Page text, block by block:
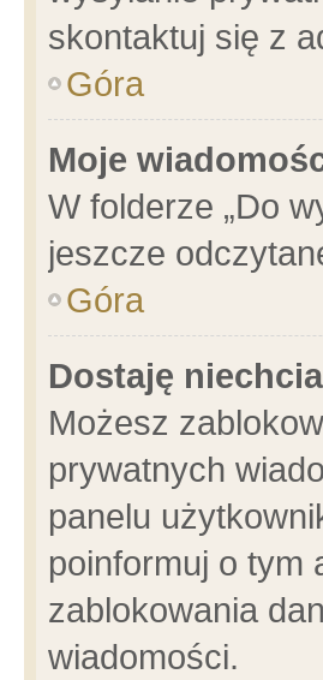
skontaktuj się z
Góra
Moje
W folderze „Do
jeszcze
Góra
Dostaję
Możesz
prywatnych
panelu
poinformuj o tym
zablokowania
wiadomości.